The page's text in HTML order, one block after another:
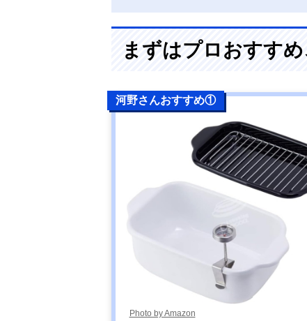
まずはプロおすす
河野さんおすすめ①
Photo by Amazon